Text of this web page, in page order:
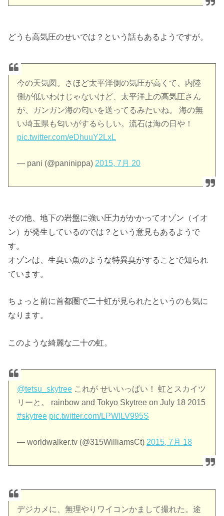
どうも高気圧のせいでは？という話もあるようですが。
今の天気図。さほど太平洋側の気圧が高くて、内陸
側が低いわけじゃないけど、太平洋上の高気圧さん
が、ガンガン海の匂いを送ってるみたいね。 海の無
い埼玉県も匂いがするらしい。流石は海の日や！
pic.twitter.com/eDhuuY2LxL
— pani (@paninippa) 2015, 7月 20
その他、地下の岩盤に強い圧力がかかってオゾン（イオ
ン）が発生しているのでは？という意見もあるようで
す。
オゾンは、生臭い魚のような特異臭がすることで知られ
ています。
ちょっと前に首都圏で二十虹が見られたというのも気に
なります。
このような綺麗な二十の虹。
@tetsu_skytree これが せいいっぱい！ 虹とスカイツ
リーと。 rainbow and Tokyo Skytree on July 18 2015
#skytree pic.twitter.com/LPWlLV995S
— worldwalker.tv (@315WilliamsCt) 2015, 7月 18
デジカメに、無理やりワイコンかまして撮れた。途